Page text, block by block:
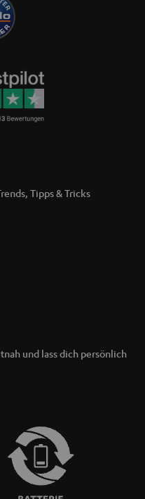
Tipps & Tricks
und lass dich persönlich